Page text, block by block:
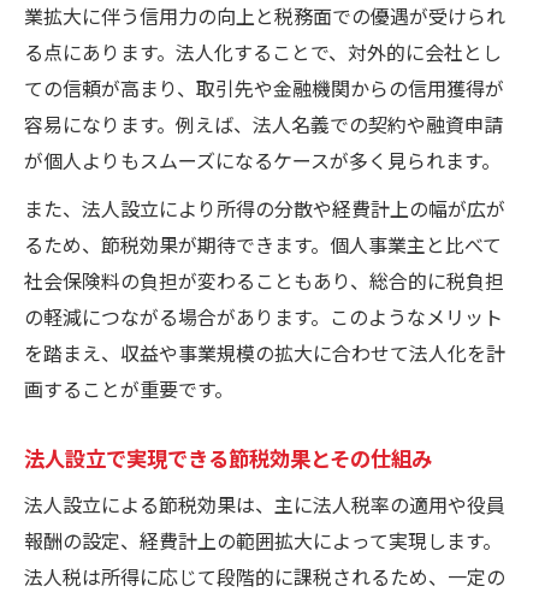
業拡大に伴う信用力の向上と税務面での優遇が受けられ
る点にあります。法人化することで、対外的に会社とし
ての信頼が高まり、取引先や金融機関からの信用獲得が
容易になります。例えば、法人名義での契約や融資申請
が個人よりもスムーズになるケースが多く見られます。
また、法人設立により所得の分散や経費計上の幅が広が
るため、節税効果が期待できます。個人事業主と比べて
社会保険料の負担が変わることもあり、総合的に税負担
の軽減につながる場合があります。このようなメリット
を踏まえ、収益や事業規模の拡大に合わせて法人化を計
画することが重要です。
法人設立で実現できる節税効果とその仕組み
法人設立による節税効果は、主に法人税率の適用や役員
報酬の設定、経費計上の範囲拡大によって実現します。
法人税は所得に応じて段階的に課税されるため、一定の